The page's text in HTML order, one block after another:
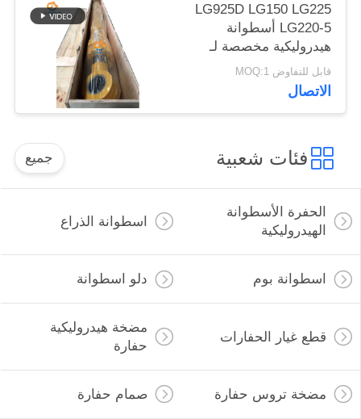
LG925D LG150 LG225
LG220-5 أسطوانة
هيدروليكية مخصصة لـ
Liugong Excavator
قابل للتفاوض MOQ:1
الاتصال
فئات شعبية جميع
الحفرة الأسطوانة
الهيدروليكية
اسطوانة الذراع
اسطوانة بوم دلو اسطوانة
قطع غيار الحفارات
مضخة هيدروليكية
حفارة
مضخة تروس حفارة صمام حفارة